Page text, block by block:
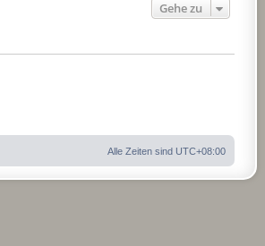
Gehe zu
Alle Zeiten sind UTC+08:00